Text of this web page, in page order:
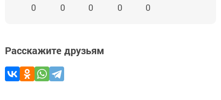
0 0 0 0 0
Расскажите друзьям